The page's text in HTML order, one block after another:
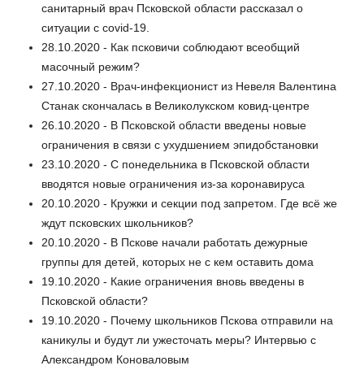
санитарный врач Псковской области рассказал о
ситуации с covid-19.
28.10.2020 - Как псковичи соблюдают всеобщий
масочный режим?
27.10.2020 - Врач-инфекционист из Невеля Валентина
Станак скончалась в Великолукском ковид-центре
26.10.2020 - В Псковской области введены новые
ограничения в связи с ухудшением эпидобстановки
23.10.2020 - С понедельника в Псковской области
вводятся новые ограничения из-за коронавируса
20.10.2020 - Кружки и секции под запретом. Где всё же
ждут псковских школьников?
20.10.2020 - В Пскове начали работать дежурные
группы для детей, которых не с кем оставить дома
19.10.2020 - Какие ограничения вновь введены в
Псковской области?
19.10.2020 - Почему школьников Пскова отправили на
каникулы и будут ли ужесточать меры? Интервью с
Александром Коноваловым